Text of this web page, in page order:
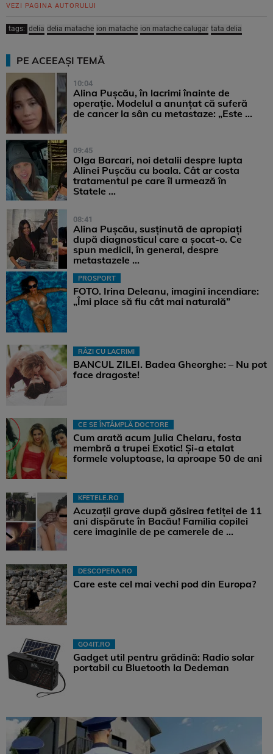
VEZI PAGINA AUTORULUI
tags: delia delia matache ion matache ion matache calugar tata delia
PE ACEEAȘI TEMĂ
10:04
Alina Pușcău, în lacrimi înainte de
operație. Modelul a anunțat că suferă
de cancer la sân cu metastaze: „Este ...
09:45
Olga Barcari, noi detalii despre lupta
Alinei Pușcău cu boala. Cât ar costa
tratamentul pe care îl urmează în
Statele ...
08:41
Alina Pușcău, susținută de apropiați
după diagnosticul care a șocat-o. Ce
spun medicii, în general, despre
metastazele ...
PROSPORT
FOTO. Irina Deleanu, imagini incendiare:
„Îmi place să fiu cât mai naturală”
RÂZI CU LACRIMI
BANCUL ZILEI. Badea Gheorghe: – Nu pot
face dragoste!
CE SE ÎNTÂMPLĂ DOCTORE
Cum arată acum Julia Chelaru, fosta
membră a trupei Exotic! Și-a etalat
formele voluptoase, la aproape 50 de ani
KFETELE.RO
Acuzații grave după găsirea fetiței de 11
ani dispărute în Bacău! Familia copilei
cere imaginile de pe camerele de ...
DESCOPERA.RO
Care este cel mai vechi pod din Europa?
GO4IT.RO
Gadget util pentru grădină: Radio solar
portabil cu Bluetooth la Dedeman